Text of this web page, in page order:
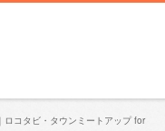
コタビ・タウンミートアップ for